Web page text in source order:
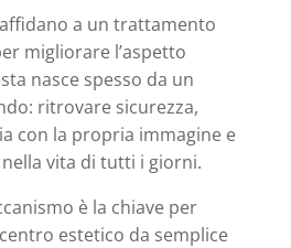
a un trattamento
migliorare l’aspetto
nasce spesso da un
ritrovare sicurezza,
con la propria immagine e
vita di tutti i giorni.
è la chiave per
estetico da semplice